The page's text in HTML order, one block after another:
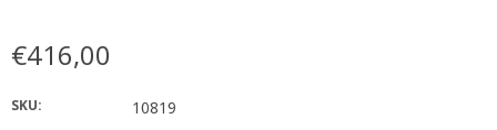
€416,00
SKU: 10819